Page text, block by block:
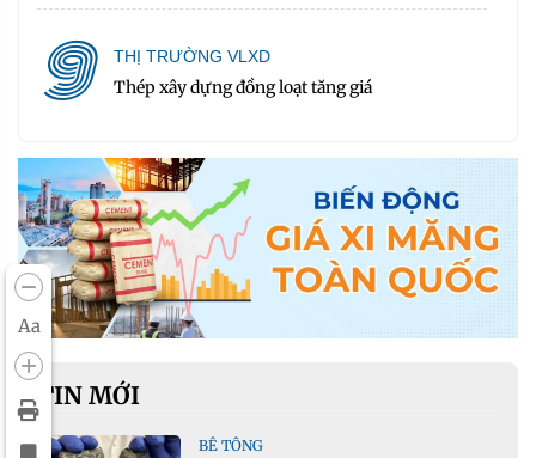
Aa
9 THỊ TRƯỜNG VLXD
Thép xây dựng đồng loạt tăng giá
TIN MỚI
BÊ TÔNG